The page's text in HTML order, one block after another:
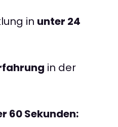
in unter 24
in der
60 Sekunden: